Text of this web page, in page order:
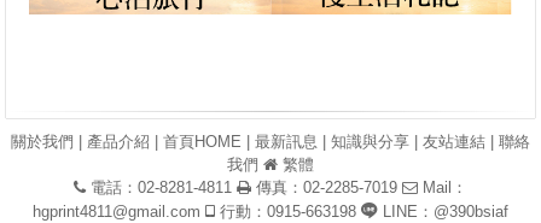
關於我們 產品介紹 首頁HOME 最新訊息 知識與分享 友站連結
聯絡
我們
繁體
電話：02-8281-4811
傳真：02-2285-7019
Mail：
hgprint4811@gmail.com
行動：0915-663198 LINE：@390bsiaf